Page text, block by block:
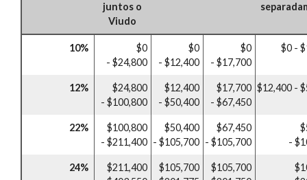
juntos o
Viudo
10%
$0
- $24,800
$0
- $12,400
$0
- $17,700
$0 -
12%
$24,800
- $100,800
$12,400
- $50,400
$17,700
- $67,450
$12,400 -
22%
$100,800
- $211,400
$50,400
- $105,700
$67,450
- $105,700
-
24%
$211,400
$105,700
$105,700